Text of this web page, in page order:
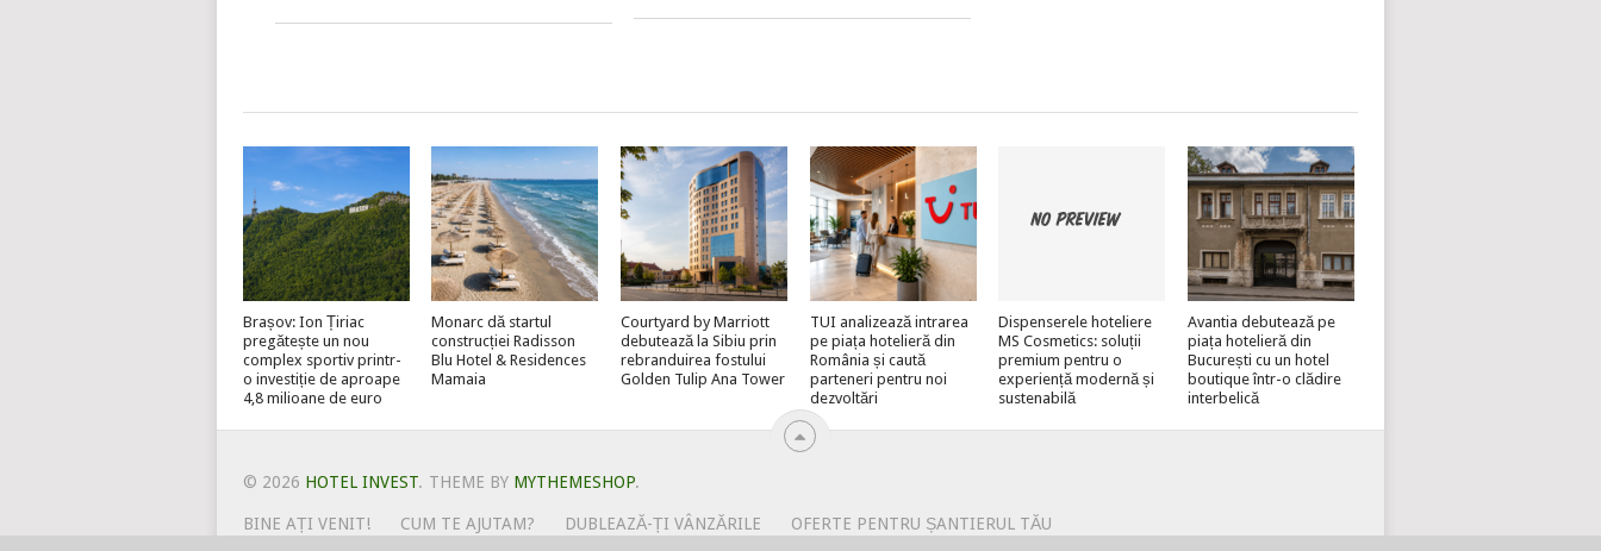
Brașov: Ion Țiriac
pregătește un nou
complex sportiv printr-
o investiție de aproape
4,8 milioane de euro
Monarc dă startul
construcției Radisson
Blu Hotel & Residences
Mamaia
Courtyard by Marriott
debutează la Sibiu prin
rebranduirea fostului
Golden Tulip Ana Tower
TUI analizează intrarea
pe piața hotelieră din
România și caută
parteneri pentru noi
dezvoltări
Dispenserele hoteliere
MS Cosmetics: soluții
premium pentru o
experiență modernă și
sustenabilă
Avantia debutează pe
piața hotelieră din
București cu un hotel
boutique într-o clădire
interbelică
© 2026 HOTEL INVEST. THEME BY MYTHEMESHOP.
BINE AȚI VENIT! CUM TE AJUTAM? DUBLEAZĂ-ȚI VÂNZĂRILE
OFERTE PENTRU ȘANTIERUL TĂU